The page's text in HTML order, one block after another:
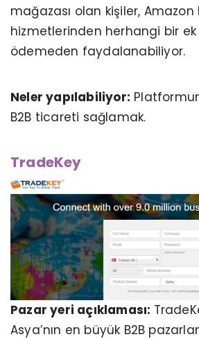
mağazası olan kişiler, Amazon
hizmetlerinden herhangi bir
ödemeden faydalanabiliyor.
Neler yapılabiliyor:
B2B ticareti sağlamak.
TradeKey
Pazar yeri açıklaması:
Asya’nın en büyük B2B